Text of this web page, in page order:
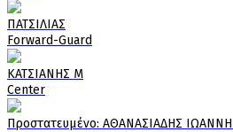
ΠΑΤΣΙΛΙΑΣ
Forward-Guard
ΚΑΤΣΙΑΝΗΣ Μ
Center
Πρoστατευμένο: ΑΘΑΝΑΣΙΑΔΗΣ